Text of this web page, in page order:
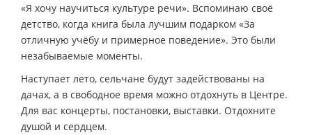
«Я хочу научиться культуре речи». Вспоминаю своё
детство, когда книга была лучшим подарком «За
отличную учёбу и примерное поведение». Это были
незабываемые моменты.
Наступает лето, сельчане будут задействованы на
дачах, а в свободное время можно отдохнуть в Центре.
Для вас концерты, постановки, выставки. Отдохните
душой и сердцем.